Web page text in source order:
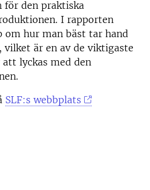
för den praktiska
I rapporten
om hur man bäst tar hand
är en av de viktigaste
lyckas med den
SLF:s webbplats